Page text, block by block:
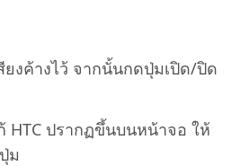
งค้างไว้ จากนั้นกดปุ่มเปิด/ปิด
HTC ปรากฏขึ้นบนหน้าจอ ให้
ม